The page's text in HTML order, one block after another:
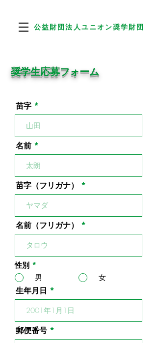
公益財団​法人ユニオン奨学財団
​奨学生応募フォーム
苗字
名前
苗字（フリガナ）
名前（フリガナ）
性別 *
男 女
生年月日
郵便番号